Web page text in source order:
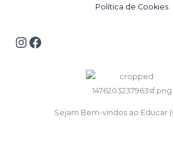
Política de Cookies
Sejam Bem-vindos ao Educar